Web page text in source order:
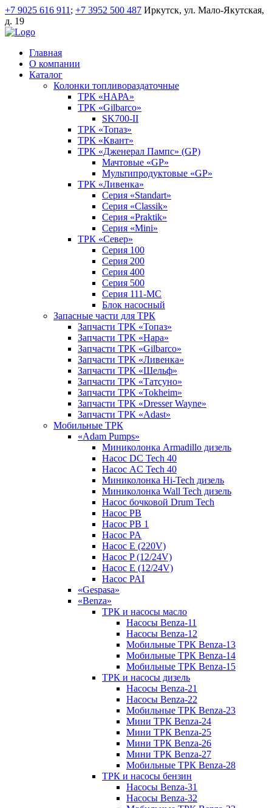
+7 9025 616 911 ; +7 3952 500 487 Иркутск, ул. Мало-Якутская,
д. 19
Главная
О компании
Каталог
Колонки топливораздаточные
ТРК «НАРА»
ТРК «Gilbarco»
SK700-II
ТРК «Топаз»
ТРК «Квант»
ТРК «Дженерал Пампс» (GP)
Мачтовые «GP»
Мультипродуктовые «GP»
ТРК «Ливенка»
Серия «Standart»
Серия «Classik»
Серия «Praktik»
Серия «Mini»
ТРК «Север»
Серия 100
Серия 200
Серия 400
Серия 500
Серия 111-МС
Блок насосный
Запасные части для ТРК
Запчасти ТРК «Топаз»
Запчасти ТРК «Нара»
Запчасти ТРК «Gilbarco»
Запчасти ТРК «Ливенка»
Запчасти ТРК «Шельф»
Запчасти ТРК «Татсуно»
Запчасти ТРК «Tokheim»
Запчасти ТРК «Dresser Wayne»
Запчасти ТРК «Adast»
Мобильные ТРК
«Adam Pumps»
Миниколонка Armadillo дизель
Насос DC Tech 40
Насос AC Tech 40
Миниколонка Hi-Tech дизель
Миниколонка Wall Tech дизель
Насос бочковой Drum Tech
Насос PB
Насос PB 1
Насос PA
Насос E (220V)
Насос P (12/24V)
Насос E (12/24V)
Насос PAI
«Gespasa»
«Benza»
ТРК и насосы масло
Насосы Benza-11
Насосы Benza-12
Мобильные ТРК Benza-13
Мобильные ТРК Benza-14
Мобильные ТРК Benza-15
ТРК и насосы дизель
Насосы Benza-21
Насосы Benza-22
Мобильные ТРК Benza-23
Мини ТРК Benza-24
Мини ТРК Benza-25
Мини ТРК Benza-26
Мини ТРК Benza-27
Мобильные ТРК Benza-28
ТРК и насосы бензин
Насосы Benza-31
Насосы Benza-32